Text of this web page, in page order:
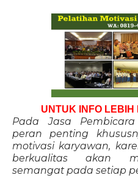
UNTUK INFO LEBIH
Pada Jasa
peran penting
motivasi karyawan,
berkualitas akan
semangat pada setiap